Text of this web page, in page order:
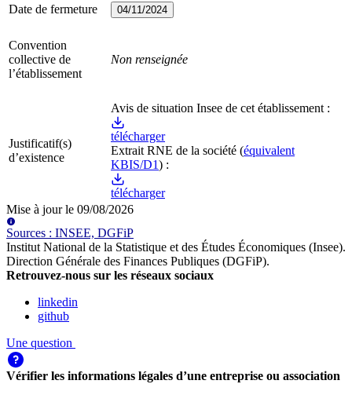
Date de fermeture 04/11/2024
Convention
collective de
l’établissement
Non renseignée
Justificatif(s)
d’existence
Avis de situation Insee de cet établissement :
télécharger
Extrait RNE de la société (équivalent
KBIS/D1) :
télécharger
Mise à jour le 09/08/2026
Sources : INSEE, DGFiP
Institut National de la Statistique et des Études Économiques (Insee).
Direction Générale des Finances Publiques (DGFiP).
Retrouvez-nous sur les réseaux sociaux
linkedin
github
Une question
Vérifier les informations légales d’une entreprise ou association